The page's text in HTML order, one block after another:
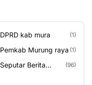
DPRD kab mura (1)
Pemkab Murung raya (1)
Seputar Berita
(96)